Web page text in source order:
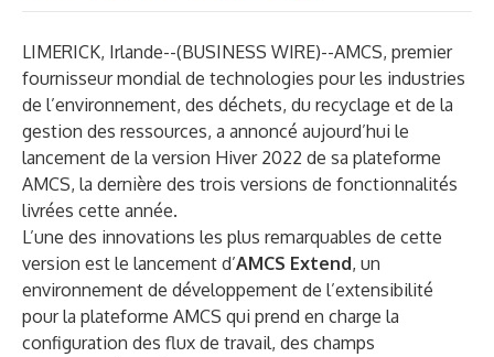
LIMERICK, Irlande--(BUSINESS WIRE)--AMCS, premier
fournisseur mondial de technologies pour les industries
de l’environnement, des déchets, du recyclage et de la
gestion des ressources, a annoncé aujourd’hui le
lancement de la version Hiver 2022 de sa plateforme
AMCS, la dernière des trois versions de fonctionnalités
livrées cette année.
L’une des innovations les plus remarquables de cette
version est le lancement d’AMCS Extend, un
environnement de développement de l’extensibilité
pour la plateforme AMCS qui prend en charge la
configuration des flux de travail, des champs